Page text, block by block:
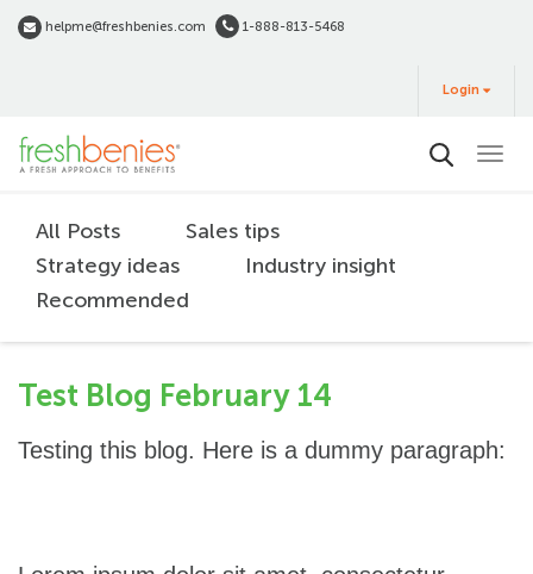
Skip helpme@freshbenies.com 1-888-813-5468
Buy
Login
All Posts
Sales tips
Strategy ideas
Industry insight
Recommended
Test Blog February 14
Testing this blog. Here is a dummy paragraph: